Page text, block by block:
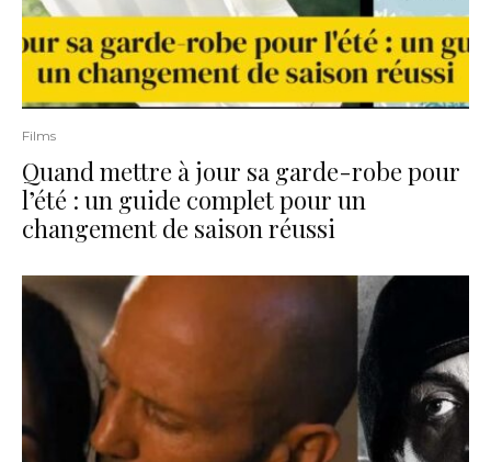
Films
Quand mettre à jour sa garde-robe pour
l’été : un guide complet pour un
changement de saison réussi